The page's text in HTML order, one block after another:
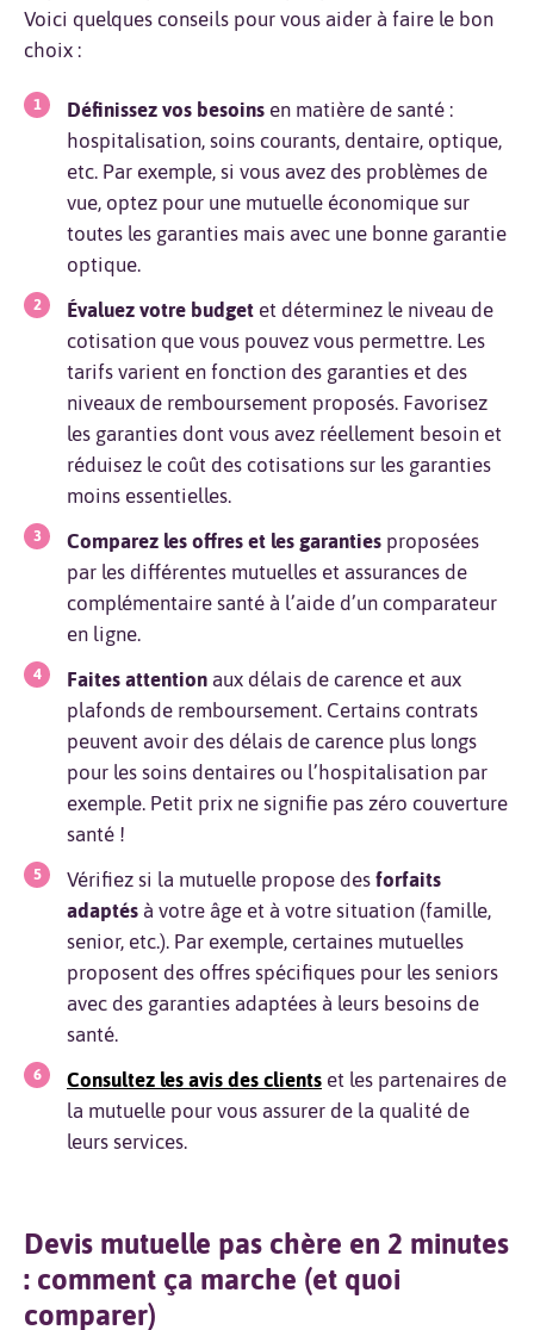
Voici quelques conseils pour vous aider à faire le bon
choix :
Définissez vos besoins en matière de santé :
hospitalisation, soins courants, dentaire, optique,
etc. Par exemple, si vous avez des problèmes de
vue, optez pour une mutuelle économique sur
toutes les garanties mais avec une bonne garantie
optique.
Évaluez votre budget et déterminez le niveau de
cotisation que vous pouvez vous permettre. Les
tarifs varient en fonction des garanties et des
niveaux de remboursement proposés. Favorisez
les garanties dont vous avez réellement besoin et
réduisez le coût des cotisations sur les garanties
moins essentielles.
Comparez les offres et les garanties proposées
par les différentes mutuelles et assurances de
complémentaire santé à l’aide d’un comparateur
en ligne.
Faites attention aux délais de carence et aux
plafonds de remboursement. Certains contrats
peuvent avoir des délais de carence plus longs
pour les soins dentaires ou l’hospitalisation par
exemple. Petit prix ne signifie pas zéro couverture
santé !
Vérifiez si la mutuelle propose des forfaits
adaptés à votre âge et à votre situation (famille,
senior, etc.). Par exemple, certaines mutuelles
proposent des offres spécifiques pour les seniors
avec des garanties adaptées à leurs besoins de
santé.
Consultez les avis des clients et les partenaires de
la mutuelle pour vous assurer de la qualité de
leurs services.
Devis mutuelle pas chère en 2 minutes
: comment ça marche (et quoi
comparer)